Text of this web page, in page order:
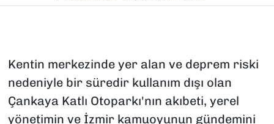
Kentin merkezinde yer alan ve deprem riski
nedeniyle bir süredir kullanım dışı olan
Çankaya Katlı Otoparkı'nın akıbeti, yerel
yönetimin ve İzmir kamuoyunun gündemini